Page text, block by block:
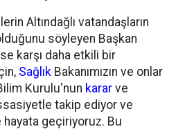
Altındağlı vatandaşların
söyleyen Başkan
karşı daha etkili bir
Sağlık Bakanımızın ve onlar
Kurulu'nun karar ve
takip ediyor ve
hayata geçiriyoruz. Bu